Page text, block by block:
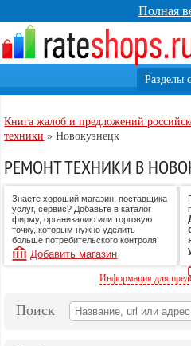
Полная
Книга жалоб и предложений
техники »Новокузнецк
РЕМОНТ ТЕХНИКИ В
Знаете хороший магазин, поставщика
услуг, сервис? Добавьте в каталог
фирму, организацию или торговую
точку, которым нужно уделить
больше потребительского контроля!
Добавить магазин
Информация для
Поиск